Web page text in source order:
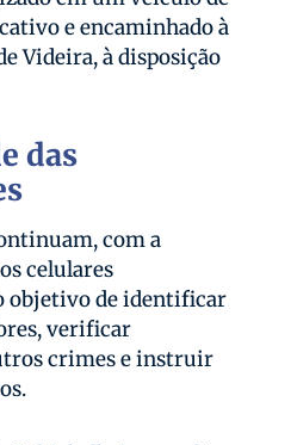
e encaminhado à
Videira, à disposição
das
com a
celulares
objetivo de identificar
verificar
crimes e instruir